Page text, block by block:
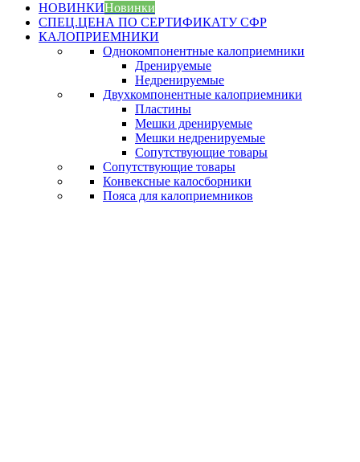
НОВИНКИНовинки
СПЕЦ.ЦЕНА ПО СЕРТИФИКАТУ СФР
КАЛОПРИЕМНИКИ
Однокомпонентные калоприемники
Дренируемые
Недренируемые
Двухкомпонентные калоприемники
Пластины
Мешки дренируемые
Мешки недренируемые
Сопутствующие товары
Сопутствующие товары
Конвексные калосборники
Пояса для калоприемников